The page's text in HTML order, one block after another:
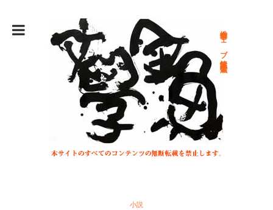
総合文学ウェブ情報誌 文学金魚
小説